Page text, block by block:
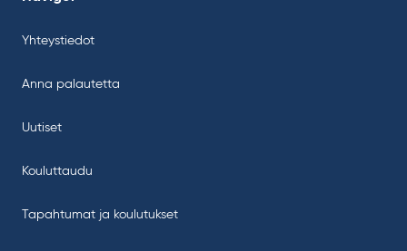
Yhteystiedot
Anna palautetta
Uutiset
Kouluttaudu
Tapahtumat ja koulutukset